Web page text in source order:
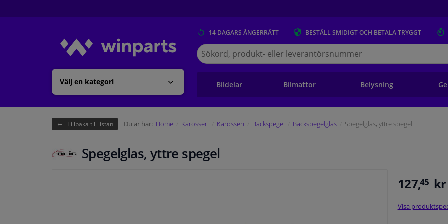
Välj en kategori
14 DAGARS ÅNGERRÄTT BESTÄLL SMIDIGT OCH BETALA TRYGGT
Sök
på
Winparts.se
Bildelar Bilmattor Belysning
Tillbaka till listan Du är här: Home Karosseri Karosseri Backspegel Backspegelglas Spegelglas, yttre spegel
Spegelglas, yttre spegel
127,45 kr
Visa